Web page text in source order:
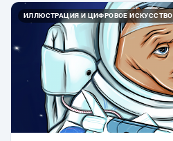
ИЛЛЮСТРАЦИЯ И ЦИФРОВОЕ ИСКУССТВО